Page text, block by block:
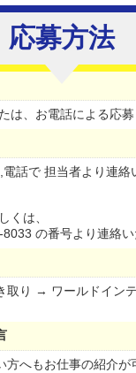
応募方法
は、お電話による応募
話で 担当者より連絡
は、
の番号より連絡い
取り → ワールドイン
方へもお仕事の紹介が